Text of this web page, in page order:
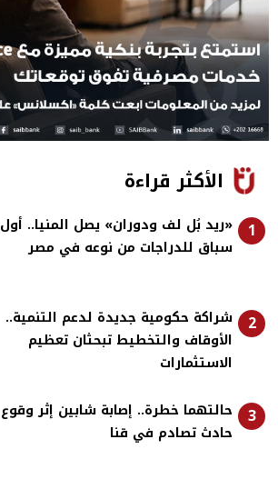
الأكثر قراءة
1
«ريد بُل لف ودوران» يصل المنيا.. أول
سباق للدراجات من نوعه في مصر
2
شراكة حكومية جديدة لدعم التنمية..
الأوقاف والتخطيط تبحثان تعظيم
الاستثمارات
3
حالتهما خطرة.. إصابة شابين إثر وقوع
حادث تصادم في قنا